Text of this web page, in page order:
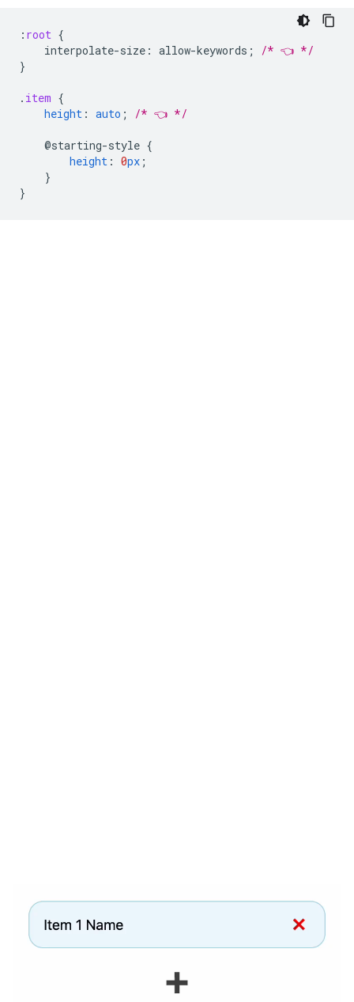
: root {
interpolate-size : allow-keywords ;
/* 👈 */
}
. item {
height : auto ; /* 👈 */
@starting-style {
height : 0px ;
}
}